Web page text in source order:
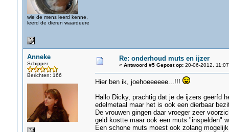
wie de mens leerd kenne,
leerd de dieren waardeere
Anneke
Schipper
Berichten: 166
Re: onderhoud muts en ijzer
« Antwoord #5 Gepost op:20-06-2012,
Hier ben ik, joehoeeeeee...!!!
Hallo Dicky, prachtig dat je de ijzers geërfd
edelmetaal maar het is ook een dierbaar
De vrouwen gingen daar vroeger zeer
geld kostte maar ook een muts "inspelden"
Een schone muts moest ook zolang